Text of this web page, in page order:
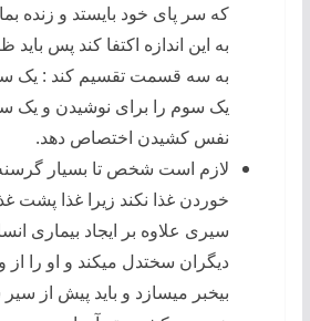
که سر پای خود بایستد و زنده
به این اندازه اکتفا کند پس
به سه قسمت تقسیم کند : یک
یک سوم را برای نوشیدن و یک
نفس کشیدن اختصاص دهد.
لازم است شخص تا بسیار گرسنه
خوردن غذا نکند زیرا غذا پشت
سیری علاوه بر ایجاد بیماری
دیگران سختدل میکند و او را
بیخبر میسازد و باید پیش از